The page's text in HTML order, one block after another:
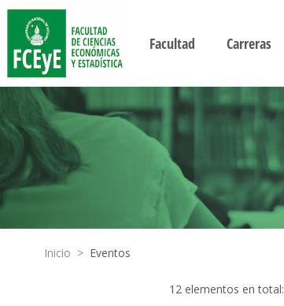
Facultad Carreras
Inicio > Eventos
12 elementos en total: